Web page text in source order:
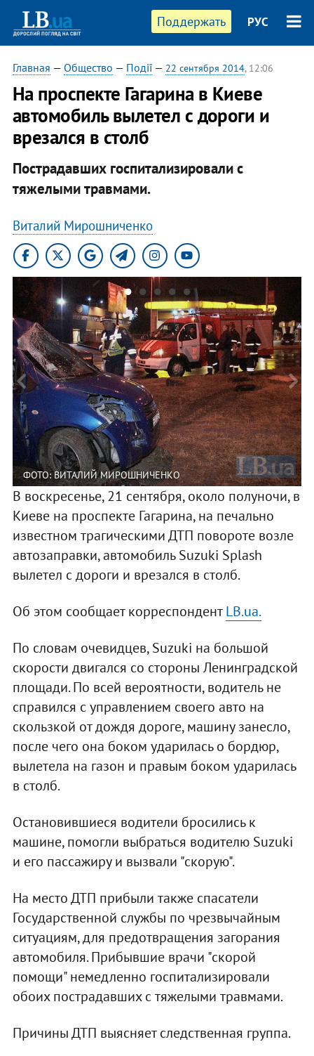
Поддержать РУС
Главная — Общество — Події— 22 сентября 2014, 12:06
На проспекте Гагарина в Киеве
автомобиль вылетел с дороги и
врезался в столб
Пострадавших госпитализировали с
тяжелыми травмами.
Виталий Мирошниченко
ФОТО: ВИТАЛИЙ МИРОШНИЧЕНКО
В воскресенье, 21 сентября, около полуночи, в
Киеве на проспекте Гагарина, на печально
известном трагическими ДТП повороте возле
автозаправки, автомобиль Suzuki Splash
вылетел с дороги и врезался в столб.
Об этом сообщает корреспондентLB.ua.
По словам очевидцев, Suzuki на большой
скорости двигался со стороны Ленинградской
площади. По всей вероятности, водитель не
справился с управлением своего авто на
скользкой от дождя дороге, машину занесло,
после чего она боком ударилась о бордюр,
вылетела на газон и правым боком ударилась
в столб.
Остановившиеся водители бросились к
машине, помогли выбраться водителю Suzuki
и его пассажиру и вызвали "скорую".
На место ДТП прибыли также спасатели
Государственной службы по чрезвычайным
ситуациям, для предотвращения загорания
автомобиля. Прибывшие врачи "скорой
помощи" немедленно госпитализировали
обоих пострадавших с тяжелыми травмами.
Причины ДТП выясняет следственная группа.